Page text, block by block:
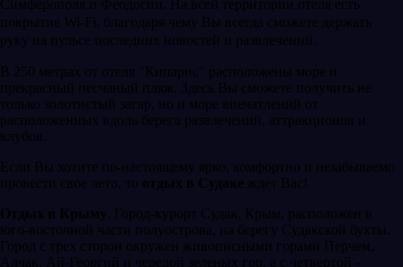
Симферополя и Феодосии. На всей территории отеля есть
покрытие Wi-Fi, благодаря чему Вы всегда сможете держать
руку на пульсе последних новостей и развлечений.
В 250 метрах от отеля "Кипарис" расположены море и
прекрасный песчаный пляж. Здесь Вы сможете получить не
только золотистый загар, но и море впечатлений от
расположенных вдоль берега развлечений, аттракционов и
клубов.
Если Вы хотите по-настоящему ярко, комфортно и незабываемо
провести свое лето, то отдых в Судаке ждет Вас!
Отдых в Крыму . Город-курорт Судак, Крым, расположен в
юго-восточной части полуострова, на берегу Судакской бухты.
Город с трех сторон окружен живописными горами Перчем,
Алчак, Ай-Георгий и чередой зеленых гор, а с четвертой -